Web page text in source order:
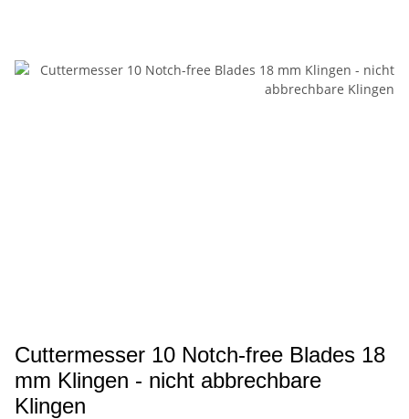
Cuttermesser 10 Notch-free Blades 18
mm Klingen - nicht abbrechbare
Klingen